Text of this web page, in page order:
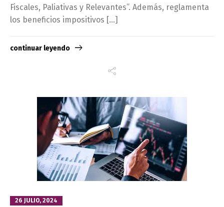
Fiscales, Paliativas y Relevantes”. Además, reglamenta
los beneficios impositivos […]
continuar leyendo
26 JULIO, 2024